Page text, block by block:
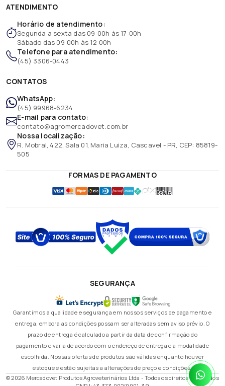
ATENDIMENTO
Horário de atendimento:
Segunda a sexta das 09:00h às 17:00h
Sábado das 09:00h às 12:00h
Telefone para atendimento:
(45) 3306-0443
CONTATOS
WhatsApp:
(45) 99968-6234
E-mail para contato:
contato@agromercadovet.com.br
Nossa localização:
R. Mobral, 422, Sala 01, Maria Luiza, Cascavel - PR, CEP: 85819-
505
FORMAS DE PAGAMENTO
SEGURANÇA
Garantimos a qualidade e segurança em nossos serviços de pagamento e
entrega, embora as condições possam ser alteradas sem aviso prévio. O
prazo de entrega é calculado a partir da data de confirmação do
pagamento e varia de acordo com o endereço de entrega e a modalidade
escolhida. Nossas ofertas de produtos são válidas enquanto houver
estoque e estão sujeitas a alterações de preço e condições.
© 2026 Mercadovet Produtos Agroveterinários Ltda - Todos os direitos reservados